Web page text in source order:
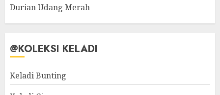
Durian Udang Merah
@KOLEKSI KELADI
Keladi Bunting